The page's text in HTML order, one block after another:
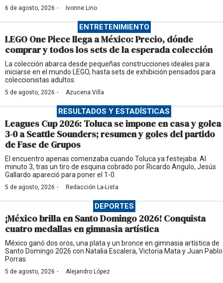
6 de agosto, 2026 · Ivonne Lino
ENTRETENIMIENTO
LEGO One Piece llega a México: Precio, dónde
comprar y todos los sets de la esperada colección
La colección abarca desde pequeñas construcciones ideales para
iniciarse en el mundo LEGO, hasta sets de exhibición pensados para
coleccionistas adultos.
5 de agosto, 2026 · Azucena Villa
RESULTADOS Y ESTADÍSTICAS
Leagues Cup 2026: Toluca se impone en casa y golea
3-0 a Seattle Sounders; resumen y goles del partido
de Fase de Grupos
El encuentro apenas comenzaba cuando Toluca ya festejaba. Al
minuto 3, tras un tiro de esquina cobrado por Ricardo Angulo, Jesús
Gallardo apareció para poner el 1-0.
5 de agosto, 2026 · Redacción La-Lista
DEPORTES
¡México brilla en Santo Domingo 2026! Conquista
cuatro medallas en gimnasia artística
México ganó dos oros, una plata y un bronce en gimnasia artística de
Santo Domingo 2026 con Natalia Escalera, Victoria Mata y Juan Pablo
Porras.
5 de agosto, 2026 · Alejandro López